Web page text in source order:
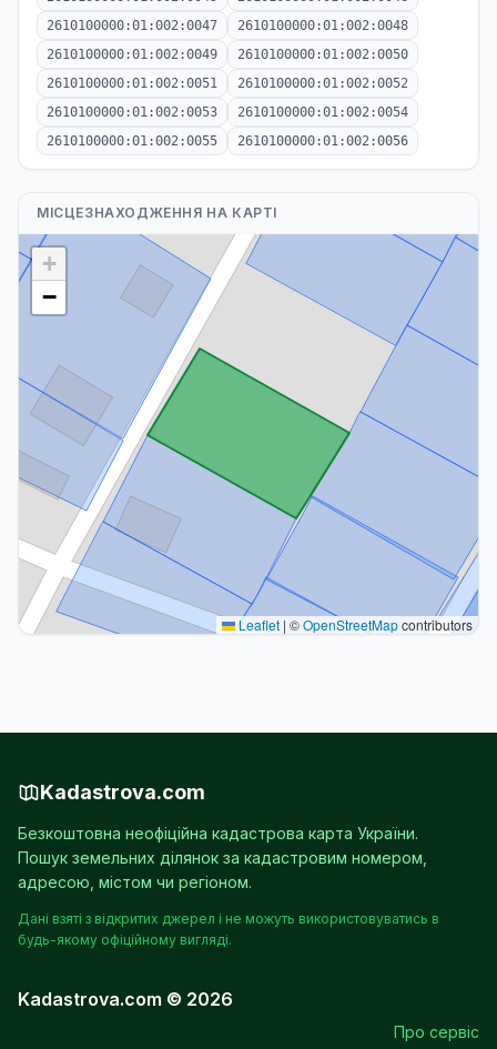
2610100000:01:002:0047
2610100000:01:002:0048
2610100000:01:002:0049
2610100000:01:002:0050
2610100000:01:002:0051
2610100000:01:002:0052
2610100000:01:002:0053
2610100000:01:002:0054
2610100000:01:002:0055
2610100000:01:002:0056
МІСЦЕЗНАХОДЖЕННЯ НА КАРТІ
+
−
Leaflet | ©OpenStreetMapcontributors
Kadastrova.com
Безкоштовна неофіційна кадастрова карта України.
Пошук земельних ділянок за кадастровим номером,
адресою, містом чи регіоном.
Дані взяті з відкритих джерел і не можуть використовуватись в
будь-якому офіційному вигляді.
Kadastrova.com © 2026
Про сервіс